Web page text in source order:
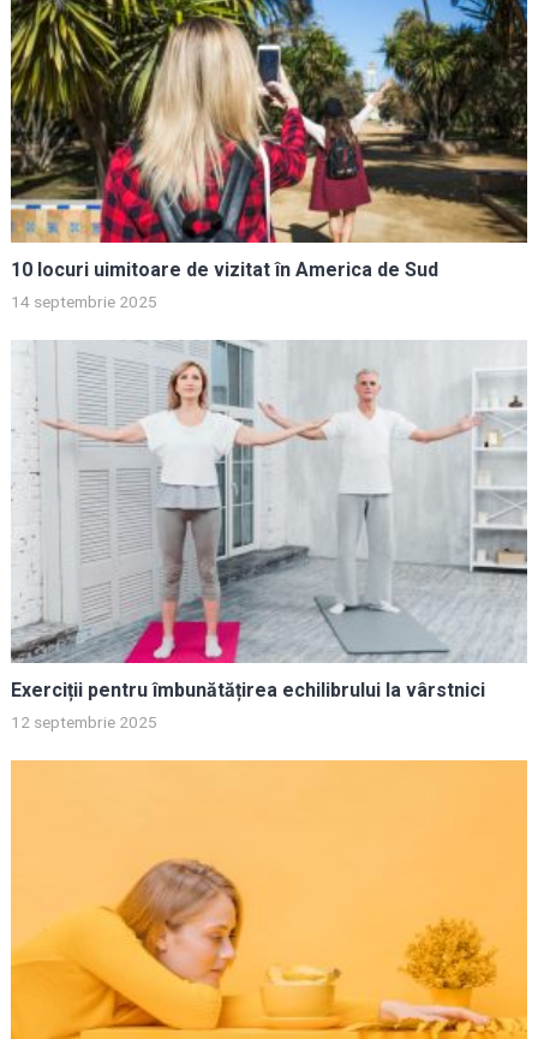
10 locuri uimitoare de vizitat în America de Sud
14 septembrie 2025
Exerciții pentru îmbunătățirea echilibrului la vârstnici
12 septembrie 2025